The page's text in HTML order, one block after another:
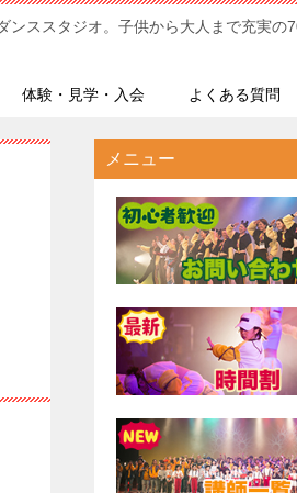
ンススタジオ。子供から大人まで充実の
体験・見学・入会 よくある質問
メニュー